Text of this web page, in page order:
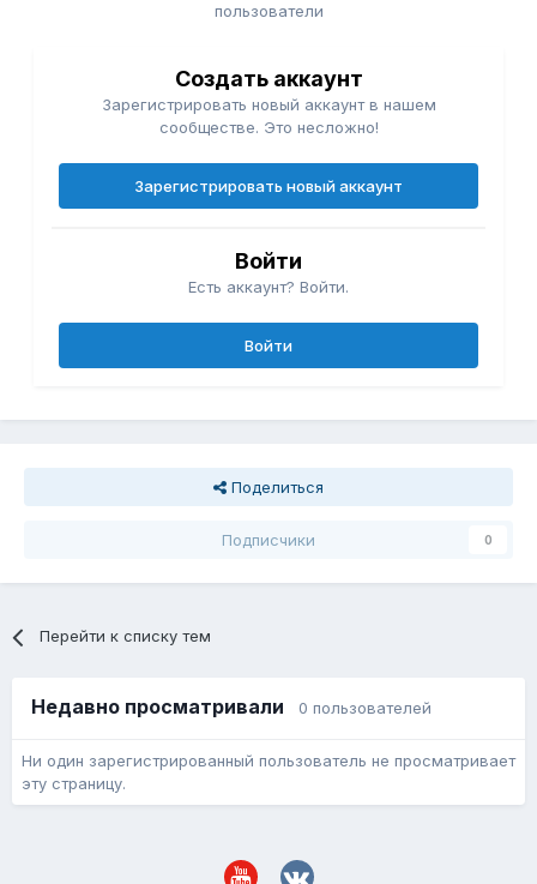
пользователи
Создать аккаунт
Зарегистрировать новый аккаунт в нашем
сообществе. Это несложно!
Зарегистрировать новый аккаунт
Войти
Есть аккаунт? Войти.
Войти
Поделиться
Подписчики 0
Перейти к списку тем
Недавно просматривали 0 пользователей
Ни один зарегистрированный пользователь не просматривает
эту страницу.